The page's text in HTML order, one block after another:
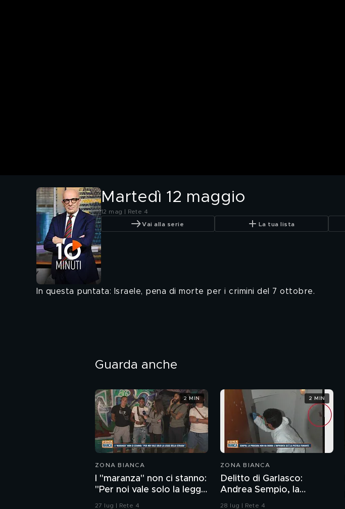
Martedì 12 maggio
12 mag | Rete 4
Vai alla serie La tua lista
In questa puntata: Israele, pena di morte per i crimini del 7 ottobre.
Guarda anche
ZONA BIANCA
I "maranza" non ci stanno:
"Per noi vale solo la legge
della strada"
27 lug | Rete 4
2 MIN
ZONA BIANCA
Delitto di Garlasco:
Andrea Sempio, la
Procura di Pavia non ha
28 lug | Rete 4
2 MIN